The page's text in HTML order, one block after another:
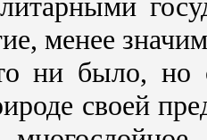
менее
было, но
своей